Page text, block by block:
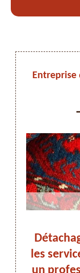
Entreprise
à
les